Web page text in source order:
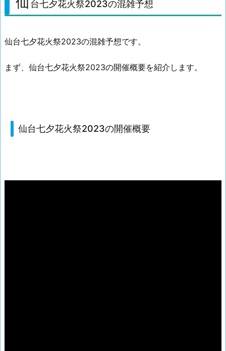
台七夕花火祭2023の混雑予想
仙台七夕花火祭2023の混雑予想です。
まず、仙台七夕花火祭2023の開催概要を紹介します。
仙台七夕花火祭2023の開催概要